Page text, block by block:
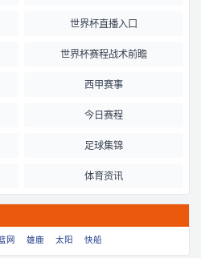
世界杯直播入口
世界杯赛程战术前瞻
西甲赛事
今日赛程
足球集锦
体育资讯
网 雄鹿 太阳 快船